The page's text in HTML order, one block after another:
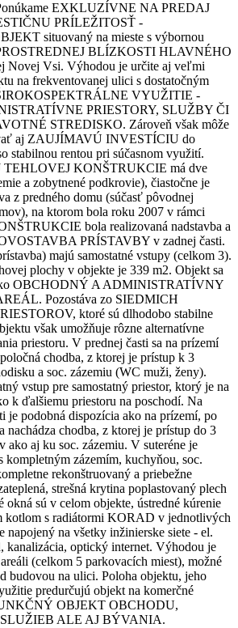
EXKLUZÍVNE NA PREDAJ
PRÍLEŽITOSŤ -
situovaný na mieste s výbornou
BLÍZKOSTI HLAVNÉHO
Novej Vsi. Výhodou je určite aj veľmi
na frekventovanej ulici s dostatočným
VYUŽITIE -
PRIESTORY, SLUŽBY ČI
STREDISKO. Zároveň však môže
aj ZAUJÍMAVÚ INVESTÍCIU do
stabilnou rentou pri súčasnom využití.
KONŠTRUKCIE má dve
a zobytnené podkrovie), čiastočne je
z predného domu (súčasť pôvodnej
na ktorom bola roku 2007 v rámci
bola realizovaná nadstavba a
PRÍSTAVBY v zadnej časti.
majú samostatné vstupy (celkom 3).
plochy v objekte je 339 m2. Objekt sa
OBCHODNÝ A ADMINISTRATÍVNY
Pozostáva zo SIEDMICH
ktoré sú dlhodobo stabilne
však umožňuje rôzne alternatívne
priestoru. V prednej časti sa na prízemí
chodba, z ktorej je prístup k 3
a soc. zázemiu (WC muži, ženy).
vstup pre samostatný priestor, ktorý je na
k ďalšiemu priestoru na poschodí. Na
je podobná dispozícia ako na prízemí, po
nachádza chodba, z ktorej je prístup do 3
ako aj ku soc. zázemiu. V suteréne je
kompletným zázemím, kuchyňou, soc.
rekonštruovaný a priebežne
strešná krytina poplastovaný plech
sú v celom objekte, ústredné kúrenie
kotlom s radiátormi KORAD v jednotlivých
napojený na všetky inžinierske siete - el.
kanalizácia, optický internet. Výhodou je
(celkom 5 parkovacích miest), možné
budovou na ulici. Poloha objektu, jeho
predurčujú objekt na komerčné
OBJEKT OBCHODU,
ALE AJ BÝVANIA.